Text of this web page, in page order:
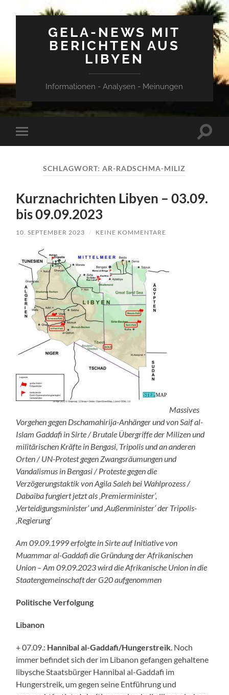
GELA-NEWS MIT
BERICHTEN AUS
LIBYEN
Informationen - Analysen - Meinungen
Mobile-
Menü
SCHLAGWORT:AR-RADSCHMA-MILIZ
Kurznachrichten Libyen – 03.09.
bis 09.09.2023
10. SEPTEMBER 2023 / KEINE KOMMENTARE
Massives
Vorgehen gegen Dschamahirija-Anhänger und von Saif al-
Islam Gaddafi in Sirte / Brutale Übergriffe der Milizen und
militärischen Kräfte in Bengasi, Tripolis und an anderen
Orten / UN-Protest gegen Zwangsräumungen und
Vandalismus in Bengasi / Proteste gegen die
Verzögerungstaktik von Agila Saleh bei Wahlprozess /
Dabaiba fungiert jetzt als ‚Premierminister‘,
‚Verteidigungsminister‘ und ‚Außenminister‘ der Tripolis-
‚Regierung‘
Am 09.09.1999 erfolgte in Sirte auf Initiative von
Muammar al-Gaddafi die Gründung der Afrikanischen
Union – Am 09.09.2023 wird die Afrikanische Union in die
Staatengemeinschaft der G20 aufgenommen
Politische Verfolgung
Libanon
+ 07.09.: Hannibal al-Gaddafi/Hungerstreik . Noch
immer befindet sich der im Libanon gefangen gehaltene
libysche Staatsbürger Hannibal al-Gaddafi im
Hungerstreik, um gegen seine Entführung und